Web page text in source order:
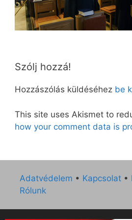
Szólj hozzá!
Hozzászólás küldéséhez be
This site uses Akismet to
how your comment data is
Adatvédelem • Kapcsolat •
Rólunk